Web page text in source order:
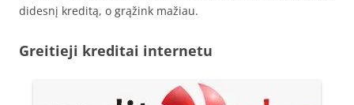
didesnį kreditą, o grąžink mažiau.
Greitieji kreditai internetu